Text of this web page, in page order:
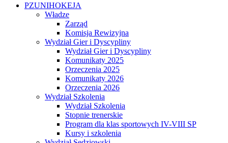
PZUNIHOKEJA
Władze
Zarząd
Komisja Rewizyjna
Wydział Gier i Dyscypliny
Wydział Gier i Dyscypliny
Komunikaty 2025
Orzeczenia 2025
Komunikaty 2026
Orzeczenia 2026
Wydział Szkolenia
Wydział Szkolenia
Stopnie trenerskie
Program dla klas sportowych IV-VIII SP
Kursy i szkolenia